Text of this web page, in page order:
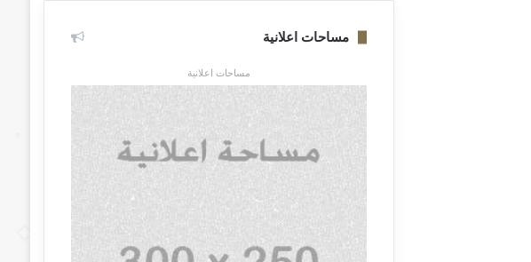
مساحات اعلانية
مساحات اعلانية